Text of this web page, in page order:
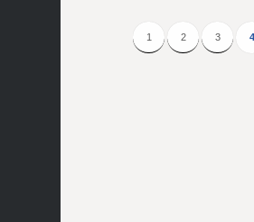
1 2 3 4